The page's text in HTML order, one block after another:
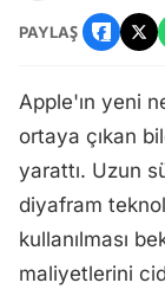
PAYLAŞ
Apple'ın yeni
ortaya çıkan
yarattı. Uzun
diyafram
kullanılması
maliyetlerini